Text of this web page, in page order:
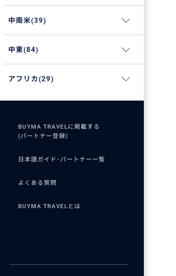
中南米(39)
中東(84)
アフリカ(29)
BUYMA TRAVELに掲載する
(パートナー登録)
日本語ガイド･パートナー一覧
よくある質問
BUYMA TRAVELとは